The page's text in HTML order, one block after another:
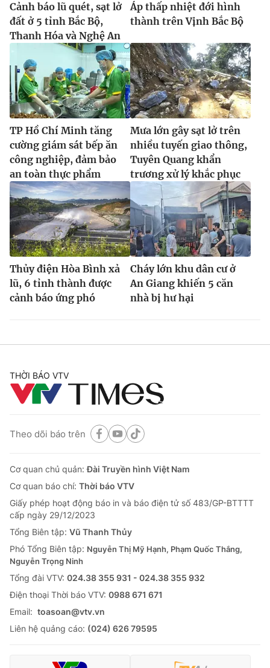
Cảnh báo lũ quét, sạt lở
đất ở 5 tỉnh Bắc Bộ,
Thanh Hóa và Nghệ An
Áp thấp nhiệt đới hình
thành trên Vịnh Bắc Bộ
TP Hồ Chí Minh tăng
cường giám sát bếp ăn
công nghiệp, đảm bảo
an toàn thực phẩm
Mưa lớn gây sạt lở trên
nhiều tuyến giao thông,
Tuyên Quang khẩn
trương xử lý khắc phục
Thủy điện Hòa Bình xả
lũ, 6 tỉnh thành được
cảnh báo ứng phó
Cháy lớn khu dân cư ở
An Giang khiến 5 căn
nhà bị hư hại
THỜI BÁO VTV
Theo dõi báo trên
Cơ quan chủ quản:Đài Truyền hình Việt Nam
Cơ quan báo chí: Thời báo VTV
Giấy phép hoạt động báo in và báo điện tử số 483/GP-BTTTT
cấp ngày 29/12/2023
Tổng Biên tập: Vũ Thanh Thủy
Phó Tổng Biên tập: Nguyễn Thị Mỹ Hạnh, Phạm Quốc Thắng,
Nguyễn Trọng Ninh
Tổng đài VTV: 024.38 355 931 - 024.38 355 932
Ðiện thoại Thời báo VTV: 0988 671 671
Email: toasoan@vtv.vn
Liên hệ quảng cáo: (024) 626 79595